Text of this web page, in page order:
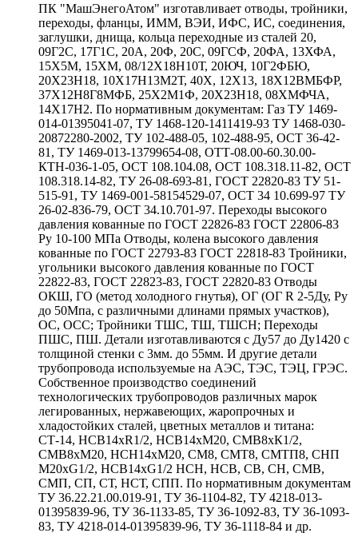
ПК "МашЭнегоАтом" изготавливает отводы, тройники,
переходы, фланцы, ИММ, ВЭИ, ИФС, ИС, соединения,
заглушки, днища, кольца переходные из сталей 20,
09Г2С, 17Г1С, 20А, 20Ф, 20С, 09ГСФ, 20ФА, 13ХФА,
15Х5М, 15ХМ, 08/12Х18Н10Т, 20ЮЧ, 10Г2ФБЮ,
20Х23Н18, 10Х17Н13М2Т, 40Х, 12Х13, 18Х12ВМБФР,
37Х12Н8Г8МФБ, 25Х2М1Ф, 20Х23Н18, 08ХМФЧА,
14Х17Н2. По нормативным документам: Газ ТУ 1469-
014-01395041-07, ТУ 1468-120-1411419-93 ТУ 1468-030-
20872280-2002, ТУ 102-488-05, 102-488-95, ОСТ 36-42-
81, ТУ 1469-013-13799654-08, ОТТ-08.00-60.30.00-
КТН-036-1-05, ОСТ 108.104.08, ОСТ 108.318.11-82, ОСТ
108.318.14-82, ТУ 26-08-693-81, ГОСТ 22820-83 ТУ 51-
515-91, ТУ 1469-001-58154529-07, ОСТ 34 10.699-97 ТУ
26-02-836-79, ОСТ 34.10.701-97. Переходы высокого
давления кованные по ГОСТ 22826-83 ГОСТ 22806-83
Ру 10-100 МПа Отводы, колена высокого давления
кованные по ГОСТ 22793-83 ГОСТ 22818-83 Тройники,
угольники высокого давления кованные по ГОСТ
22822-83, ГОСТ 22823-83, ГОСТ 22820-83 Отводы
ОКШ, ГО (метод холодного гнутья), ОГ (ОГ R 2-5Ду, Ру
до 50Мпа, с различными длинами прямых участков),
ОС, ОСС; Тройники ТШС, ТШ, ТШСН; Переходы
ПШС, ПШ. Детали изготавливаются с Ду57 до Ду1420 с
толщиной стенки с 3мм. до 55мм. И другие детали
трубопровода используемые на АЭС, ТЭС, ТЭЦ, ГРЭС.
Собственное производство соединений
технологических трубопроводов различных марок
легированных, нержавеющих, жаропрочных и
хладостойких сталей, цветных металлов и титана:
СТ-14, НСВ14хR1/2, НСВ14хМ20, СМВ8хК1/2,
СМВ8хМ20, НСН14хМ20, СМ8, СМТ8, СМТП8, СНП
М20хG1/2, НСВ14хG1/2 НСН, НСВ, СВ, СН, СМВ,
СМП, СП, СТ, НСТ, СПП. По нормативным документам
ТУ 36.22.21.00.019-91, ТУ 36-1104-82, ТУ 4218-013-
01395839-96, ТУ 36-1133-85, ТУ 36-1092-83, ТУ 36-1093-
83, ТУ 4218-014-01395839-96, ТУ 36-1118-84 и др.